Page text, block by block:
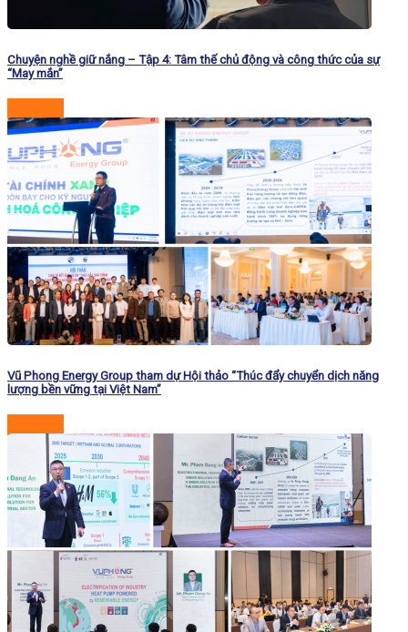
Chuyện nghề giữ nắng – Tập 4: Tâm thế chủ động và công thức của sự
“May mắn”
Vũ Phong Energy Group tham dự Hội thảo “Thúc đẩy chuyển dịch năng
lượng bền vững tại Việt Nam”